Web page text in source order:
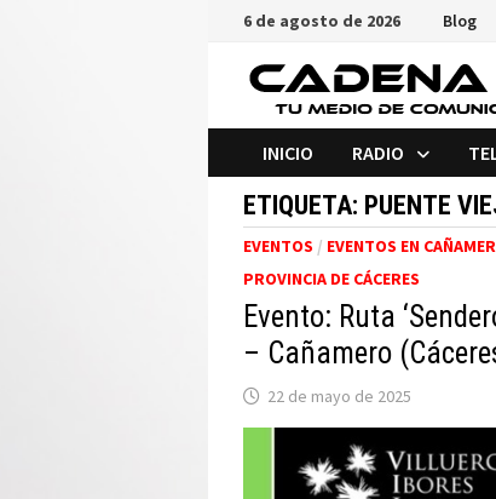
Saltar
contenido
6 de agosto de 2026 Blog
INICIO RADIO
ETIQUETA: PUENTE
EVENTOS / EVENTOS EN
PROVINCIA DE CÁCERES
Evento: Ruta
– Cañamero
22 de mayo de 2025